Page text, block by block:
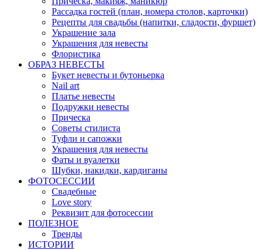
Рассадка гостей (план, номера столов, карточки)
Рецепты для свадьбы (напитки, сладости, фуршет)
Украшение зала
Украшения для невесты
Флористика
ОБРАЗ НЕВЕСТЫ
Букет невесты и бутоньерка
Nail art
Платье невесты
Подружки невесты
Прическа
Советы стилиста
Туфли и сапожки
Украшения для невесты
Фаты и вуалетки
Шубки, накидки, кардиганы
ФОТОСЕССИИ
Свадебные
Love story
Реквизит для фотосессии
ПОЛЕЗНОЕ
Тренды
ИСТОРИИ